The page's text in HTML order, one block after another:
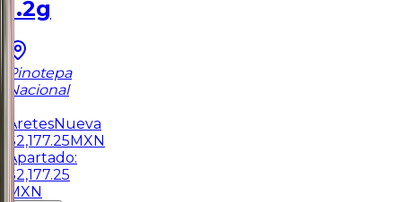
1.2g
Pinotepa
Nacional
AretesNueva
$2,177.25MXN
Apartado:
$2,177.25
MXN